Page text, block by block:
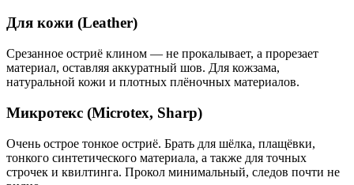
Для кожи (Leather)
Срезанное остриё клином — не прокалывает, а прорезает
материал, оставляя аккуратный шов. Для кожзама,
натуральной кожи и плотных плёночных материалов.
Микротекс (Microtex, Sharp)
Очень острое тонкое остриё. Брать для шёлка, плащёвки,
тонкого синтетического материала, а также для точных
строчек и квилтинга. Прокол минимальный, следов почти не